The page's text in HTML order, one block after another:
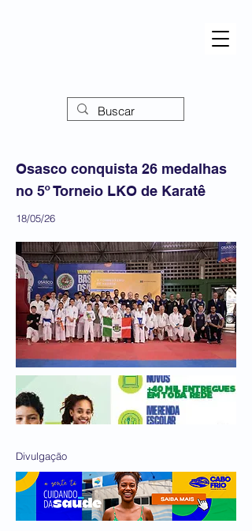
Osasco conquista 26 medalhas
no 5º Torneio LKO de Karatê
18/05/26
Divulgação